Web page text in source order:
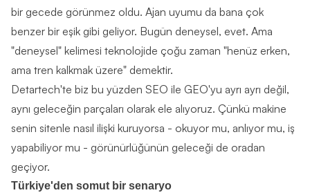
bir gecede görünmez oldu. Ajan uyumu da bana çok
benzer bir eşik gibi geliyor. Bugün deneysel, evet. Ama
"deneysel" kelimesi teknolojide çoğu zaman "henüz erken,
ama tren kalkmak üzere" demektir.
Detartech'te biz bu yüzden SEO ile GEO'yu ayrı ayrı değil,
aynı geleceğin parçaları olarak ele alıyoruz. Çünkü makine
senin sitenle nasıl ilişki kuruyorsa - okuyor mu, anlıyor mu, iş
yapabiliyor mu - görünürlüğünün geleceği de oradan
geçiyor.
Türkiye'den somut bir senaryo